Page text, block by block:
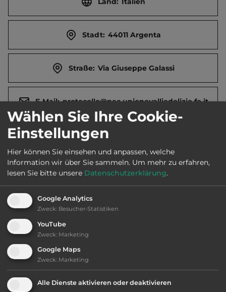
Stadt: 44011 Argenta
Straße: Via Giuseppe Galassi
E-Mail: protocollo@pec.unionevalliedelizie.fe.it
Telefon: 0039 0532330301
Webseite: www.unionevalliedelizie.it
Öffnungszeiten:
Telefon:
Ausstattung:
Wählen Sie Ihre Cookie-
Einstellungen
Hier können Sie einsehen und anpassen, welche
Information wir über Sie sammeln. Um mehr zu erfahren,
lesen Sie bitte unsere Datenschutzerklärung.
Google Analytics
Zweck: Besucher-Statistiken
YouTube
Zweck: Marketing
Google Maps
Zweck: Marketing
Alle Dienste aktivieren oder deaktivieren